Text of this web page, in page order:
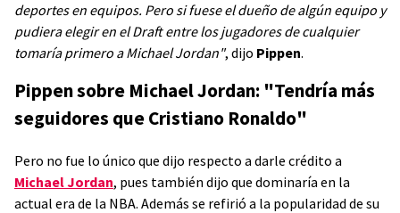
deportes en equipos. Pero si fuese el dueño de algún equipo y
pudiera elegir en el Draft entre los jugadores de cualquier
tomaría primero a Michael Jordan", dijo Pippen.
Pippen sobre Michael Jordan: "Tendría más
seguidores que Cristiano Ronaldo"
Pero no fue lo único que dijo respecto a darle crédito a
Michael Jordan, pues también dijo que dominaría en la
actual era de la NBA. Además se refirió a la popularidad de su